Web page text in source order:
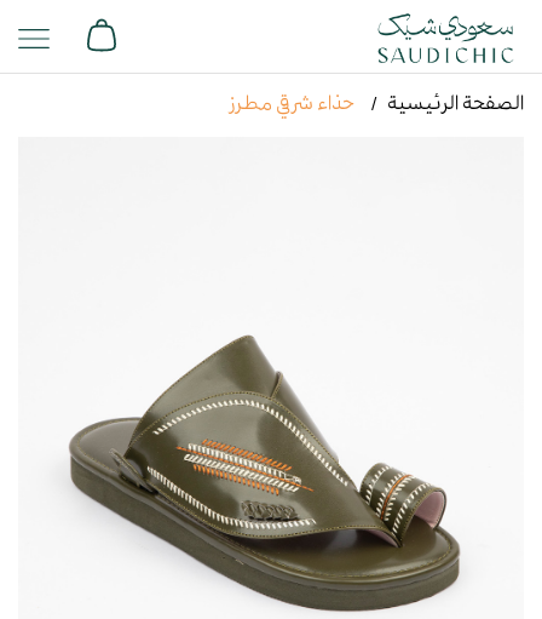
الصفحة الرئيسية حذاء شرقي مطرز